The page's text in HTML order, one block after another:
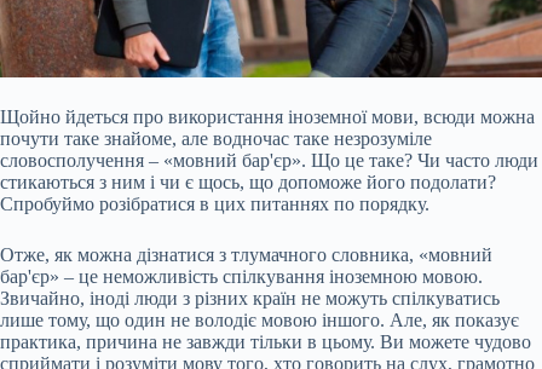
Щойно йдеться про використання іноземної мови, всюди можна
почути таке знайоме, але водночас таке незрозуміле
словосполучення – «мовний бар'єр». Що це таке? Чи часто люди
стикаються з ним і чи є щось, що допоможе його подолати?
Спробуймо розібратися в цих питаннях по порядку.
Отже, як можна дізнатися з тлумачного словника, «мовний
бар'єр» – це неможливість спілкування іноземною мовою.
Звичайно, іноді люди з різних країн не можуть спілкуватись
лише тому, що один не володіє мовою іншого. Але, як показує
практика, причина не завжди тільки в цьому. Ви можете чудово
сприймати і розуміти мову того, хто говорить на слух, грамотно